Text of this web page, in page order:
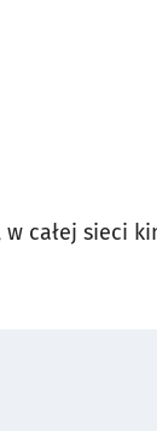
całej sieci